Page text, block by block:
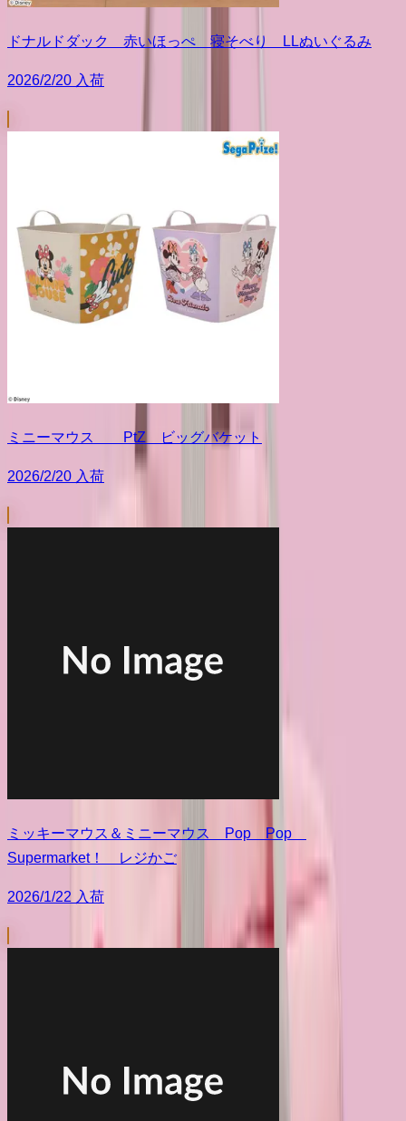
ドナルドダック 赤いほっぺ 寝そべり LLぬいぐるみ
2026/2/20 入荷
ミニーマウス PtZ ビッグバケット
2026/2/20 入荷
ミッキーマウス＆ミニーマウス Pop Pop
Supermarket！ レジかご
2026/1/22 入荷